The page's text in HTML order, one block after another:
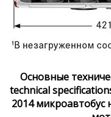
Основные
technical
2014 микроавтобус